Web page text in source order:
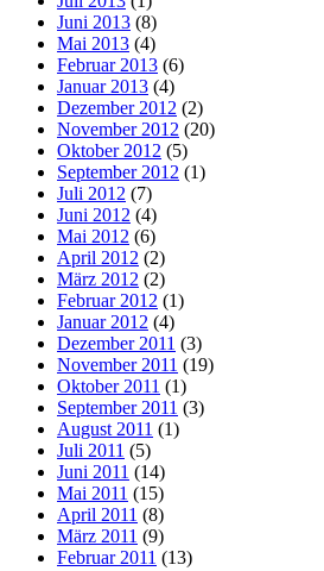
Juni 2013 (8)
Mai 2013 (4)
Februar 2013 (6)
Januar 2013 (4)
Dezember 2012 (2)
November 2012 (20)
Oktober 2012 (5)
September 2012 (1)
Juli 2012 (7)
Juni 2012 (4)
Mai 2012 (6)
April 2012 (2)
März 2012 (2)
Februar 2012 (1)
Januar 2012 (4)
Dezember 2011 (3)
November 2011 (19)
Oktober 2011 (1)
September 2011 (3)
August 2011 (1)
Juli 2011 (5)
Juni 2011 (14)
Mai 2011 (15)
April 2011 (8)
März 2011 (9)
Februar 2011 (13)